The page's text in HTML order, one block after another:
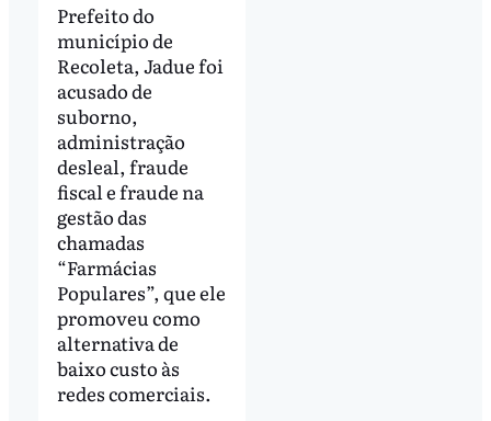
Prefeito do
município de
Recoleta, Jadue foi
acusado de
suborno,
administração
desleal, fraude
fiscal e fraude na
gestão das
chamadas
“Farmácias
Populares”, que ele
promoveu como
alternativa de
baixo custo às
redes comerciais.